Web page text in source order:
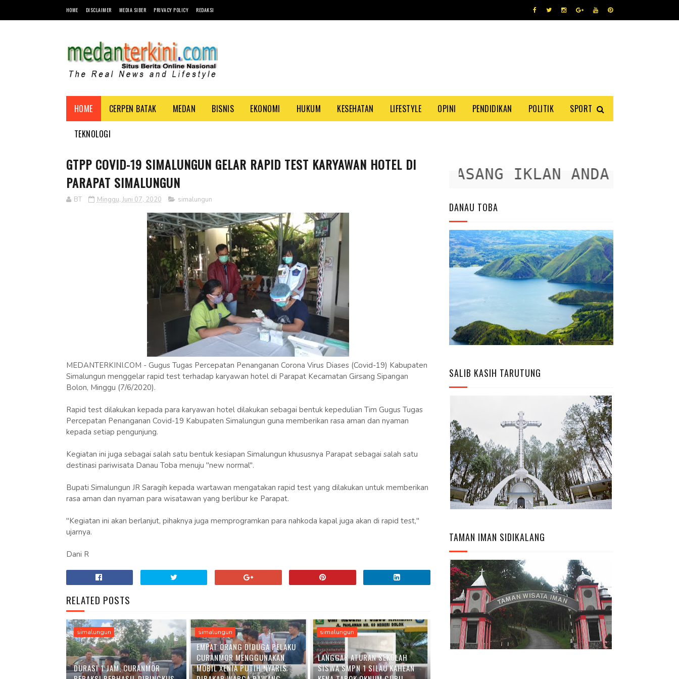
HOME DISCLAIMER MEDIA SIBER PRIVACY POLICY REDAKSI
HOME CERPEN BATAK MEDAN BISNIS EKONOMI HUKUM KESEHATAN LIFESTYLE OPINI PENDIDIKAN POLITIK SPORT
TEKNOLOGI
GTPP COVID-19 SIMALUNGUN GELAR RAPID TEST KARYAWAN HOTEL DI
PARAPAT SIMALUNGUN
BT Minggu, Juni 07, 2020 simalungun
MEDANTERKINI.COM - Gugus Tugas Percepatan Penanganan Corona Virus Diases (Covid-19) Kabupaten
Simalungun menggelar rapid test terhadap karyawan hotel di Parapat Kecamatan Girsang Sipangan
Bolon, Minggu (7/6/2020).
Rapid test dilakukan kepada para karyawan hotel dilakukan sebagai bentuk kepedulian Tim Gugus Tugas
Percepatan Penanganan Covid-19 Kabupaten Simalungun guna memberikan rasa aman dan nyaman
kepada setiap pengunjung.
Kegiatan ini juga sebagai salah satu bentuk kesiapan Simalungun khususnya Parapat sebagai salah satu
destinasi pariwisata Danau Toba menuju "new normal".
Bupati Simalungun JR Saragih kepada wartawan mengatakan rapid test yang dilakukan untuk memberikan
rasa aman dan nyaman para wisatawan yang berlibur ke Parapat.
"Kegiatan ini akan berlanjut, pihaknya juga memprogramkan para nahkoda kapal juga akan di rapid test,"
ujarnya.
Dani R
RELATED POSTS
simalungun
DURASI 1 JAM, CURANMOR
simalungun
EMPAT ORANG DIDUGA PELAKU
CURANMOR MENGGUNAKAN
MOBIL XENIA PUTIH NYARIS
simalungun
LANGGAR ATURAN SEKOLAH
SISWA SMPN 1 SILAU KAHEAN
PASANG IKLAN ANDA DISINI
DANAU TOBA
SALIB KASIH TARUTUNG
TAMAN IMAN SIDIKALANG